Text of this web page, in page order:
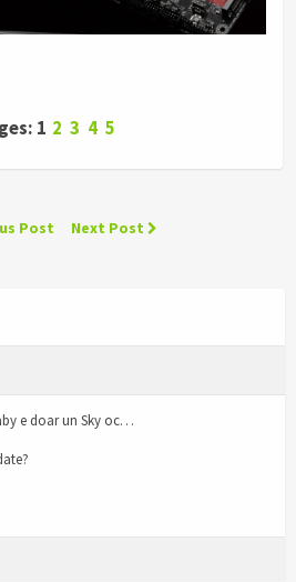
1 2 3 4 5
Post Next Post
e doar un Sky oc…